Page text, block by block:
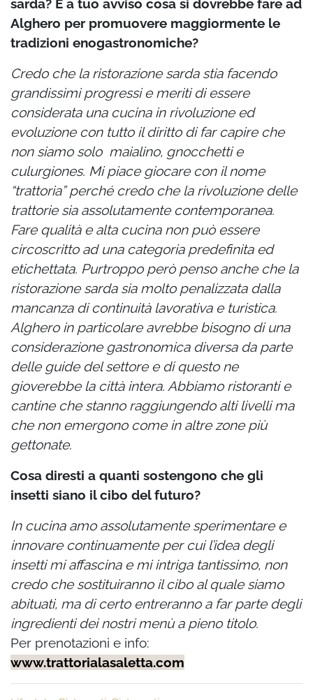
sarda? E a tuo avviso cosa si dovrebbe fare ad
Alghero per promuovere maggiormente le
tradizioni enogastronomiche?
Credo che la ristorazione sarda stia facendo
grandissimi progressi e meriti di essere
considerata una cucina in rivoluzione ed
evoluzione con tutto il diritto di far capire che
non siamo solo maialino, gnocchetti e
culurgiones. Mi piace giocare con il nome
“trattoria” perché credo che la rivoluzione delle
trattorie sia assolutamente contemporanea.
Fare qualità e alta cucina non può essere
circoscritto ad una categoria predefinita ed
etichettata. Purtroppo però penso anche che la
ristorazione sarda sia molto penalizzata dalla
mancanza di continuità lavorativa e turistica.
Alghero in particolare avrebbe bisogno di una
considerazione gastronomica diversa da parte
delle guide del settore e di questo ne
gioverebbe la città intera. Abbiamo ristoranti e
cantine che stanno raggiungendo alti livelli ma
che non emergono come in altre zone più
gettonate.
Cosa diresti a quanti sostengono che gli
insetti siano il cibo del futuro?
In cucina amo assolutamente sperimentare e
innovare continuamente per cui l’idea degli
insetti mi affascina e mi intriga tantissimo, non
credo che sostituiranno il cibo al quale siamo
abituati, ma di certo entreranno a far parte degli
ingredienti dei nostri menù a pieno titolo.
Per prenotazioni e info:
www.trattorialasaletta.com